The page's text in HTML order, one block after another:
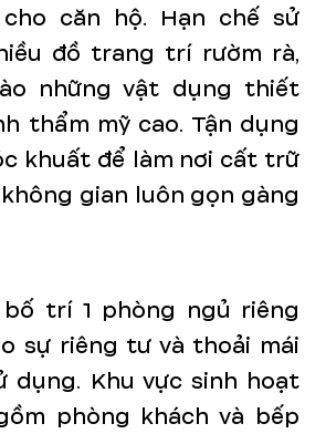
căn hộ. Hạn chế sử
đồ trang trí rườm rà,
những vật dụng thiết
thẩm mỹ cao. Tận dụng
khuất để làm nơi cất trữ
gian luôn gọn gàng
trí 1 phòng ngủ riêng
sự riêng tư và thoải mái
dụng. Khu vực sinh hoạt
phòng khách và bếp